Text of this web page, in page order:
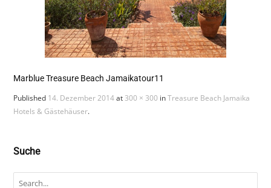
Marblue Treasure Beach Jamaikatour11
Published 14. Dezember 2014at 300 × 300 inTreasure Beach Jamaika
Hotels & Gästehäuser.
Suche